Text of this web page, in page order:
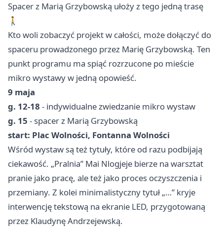
Spacer z Marią Grzybowską ułoży z tego jedną trasę
🚶
Kto woli zobaczyć projekt w całości, może dołączyć do
spaceru prowadzonego przez Marię Grzybowską. Ten
punkt programu ma spiąć rozrzucone po mieście
mikro wystawy w jedną opowieść.
9 maja
g. 12-18 - indywidualne zwiedzanie mikro wystaw
g. 15 - spacer z Marią Grzybowską
start: Plac Wolności, Fontanna Wolności
Wśród wystaw są też tytuły, które od razu podbijają
ciekawość. „Pralnia” Mai Nlogjeje bierze na warsztat
pranie jako pracę, ale też jako proces oczyszczenia i
przemiany. Z kolei minimalistyczny tytuł „…” kryje
interwencję tekstową na ekranie LED, przygotowaną
przez Klaudynę Andrzejewską.